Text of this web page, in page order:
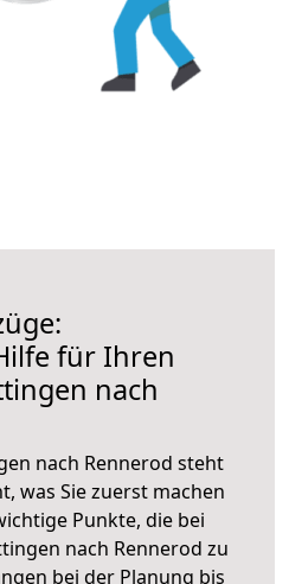
für Ihren
nach
nach Rennerod steht
was Sie zuerst machen
Punkte, die bei
nach Rennerod zu
bei der Planung bis